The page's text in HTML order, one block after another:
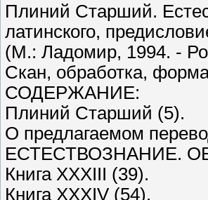
Плиний Старший.
латинского,
(М.: Ладомир, 1994. -
Скан, обработка,
СОДЕРЖАНИЕ:
Плиний Старший (5).
О предлагаемом
ЕСТЕСТВОЗНАНИЕ.
Книга XXXIII (39).
Книга XXXIV (54).